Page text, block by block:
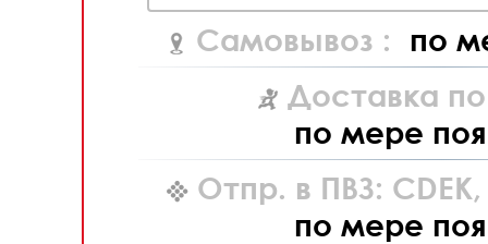
Самовывоз : по
Доставка
по мере
Отпр. в ПВЗ: CDEK,
по мере